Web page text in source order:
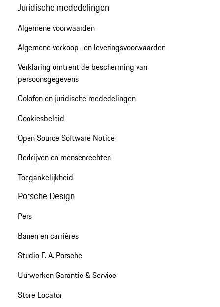
Juridische mededelingen
Algemene voorwaarden
Algemene verkoop- en leveringsvoorwaarden
Verklaring omtrent de bescherming van
persoonsgegevens
Colofon en juridische mededelingen
Cookiesbeleid
Open Source Software Notice
Bedrijven en mensenrechten
Toegankelijkheid
Porsche Design
Pers
Banen en carrières
Studio F. A. Porsche
Uurwerken Garantie & Service
Store Locator